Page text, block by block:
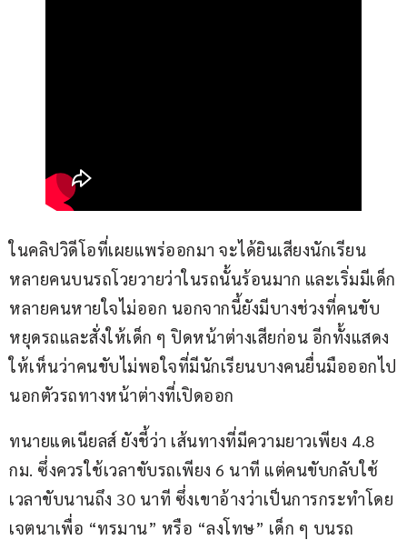
ในคลิปวิดีโอที่เผยแพร่ออกมา จะได้ยินเสียงนักเรียน
หลายคนบนรถโวยวายว่าในรถนั้นร้อนมาก และเริ่มมีเด็ก
หลายคนหายใจไม่ออก นอกจากนี้ยังมีบางช่วงที่คนขับ
หยุดรถและสั่งให้เด็ก ๆ ปิดหน้าต่างเสียก่อน อีกทั้งแสดง
ให้เห็นว่าคนขับไม่พอใจที่มีนักเรียนบางคนยื่นมือออกไป
นอกตัวรถทางหน้าต่างที่เปิดออก
ทนายแดเนียลส์ ยังชี้ว่า เส้นทางที่มีความยาวเพียง 4.8
กม. ซึ่งควรใช้เวลาขับรถเพียง 6 นาที แต่คนขับกลับใช้
เวลาขับนานถึง 30 นาที ซึ่งเขาอ้างว่าเป็นการกระทำโดย
เจตนาเพื่อ “ทรมาน” หรือ “ลงโทษ” เด็ก ๆ บนรถ